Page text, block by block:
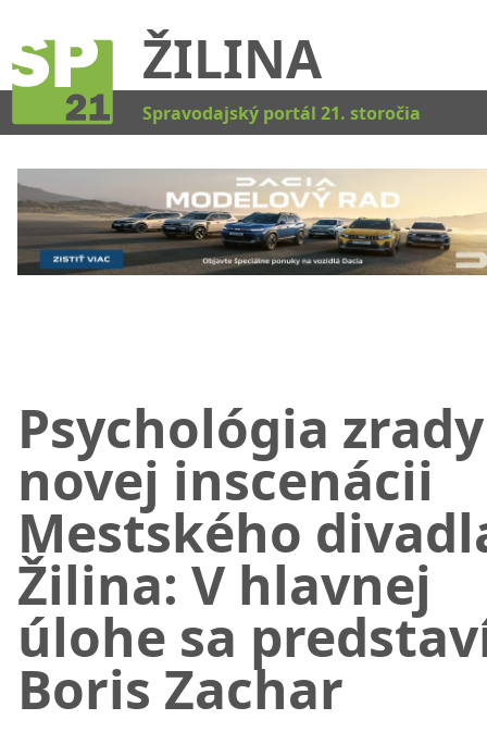
ŽILINA
Spravodajský portál 21. storočia
Psychológia
novej inscenácii
Mestského
Žilina: V hlavnej
úlohe sa
Boris Zachar